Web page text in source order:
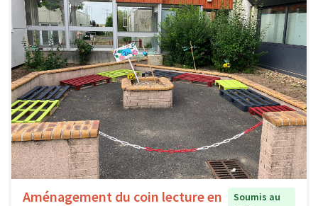
Aménagement du coin lecture en
Soumis au